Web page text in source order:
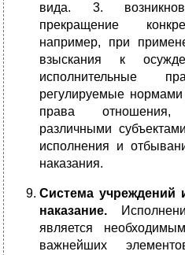
вида. 3.
прекращение
например, при
взыскания к
исполнительные
регулируемые нормами
права
различными
исполнения и
наказания.
Система учреждений
наказание.
является
важнейших